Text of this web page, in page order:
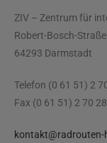
ZIV – Zentrum für
Robert-Bosch-
64293 Darmstadt
Telefon (0 61 51) 2
Fax (0 61 51) 2 70
kontakt@radrouten-